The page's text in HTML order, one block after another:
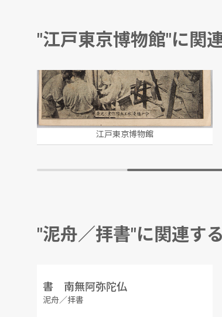
"江戸東京博物館"に関
明治四十三年八月大洪水
江戸東京博物館
"泥舟／拝書"に関連す
書 南無阿弥陀仏
泥舟／拝書